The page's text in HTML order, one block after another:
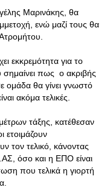
Μαρινάκης, θα
ενώ μαζί τους θα
εκκρεμότητα για το
πως ο ακριβής
ομάδα θα γίνει γνωστό
ακόμα τελικές.
τάξης, κατέθεσαν
τον τελικό, κάνοντας
όσο και η ΕΠΟ είναι
που τελικά η γιορτή